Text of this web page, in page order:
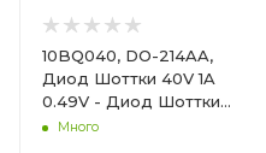
10BQ040, DO-214AA,
Диод Шоттки 40V 1A
0.49V - Диод Шоттки
40V 1A 0.49V
Много